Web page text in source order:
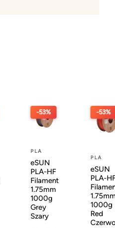
-53%
PLA
eSUN
PLA-HF
Filament
1.75mm
1000g
Grey
Szary
-53%
PLA
eSUN
PLA-
1000g
Red